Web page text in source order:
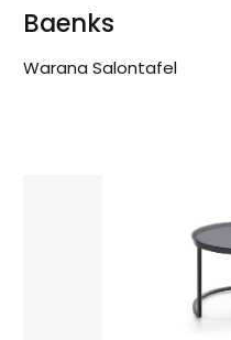
Baenks
Warana Salontafel